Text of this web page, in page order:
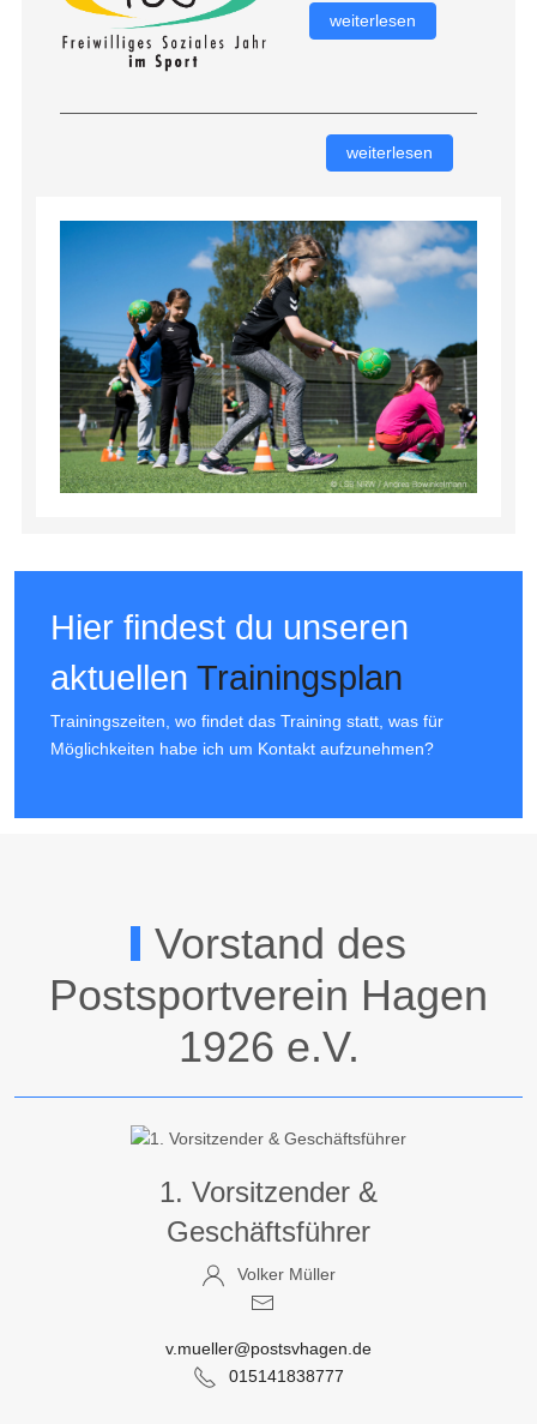
weiterlesen
weiterlesen
Hier findest du unseren
aktuellen Trainingsplan
Trainingszeiten, wo findet das Training statt, was für
Möglichkeiten habe ich um Kontakt aufzunehmen?
Vorstand des
Postsportverein Hagen
1926 e.V.
1. Vorsitzender &
Geschäftsführer
Volker Müller
v.mueller@postsvhagen.de
015141838777